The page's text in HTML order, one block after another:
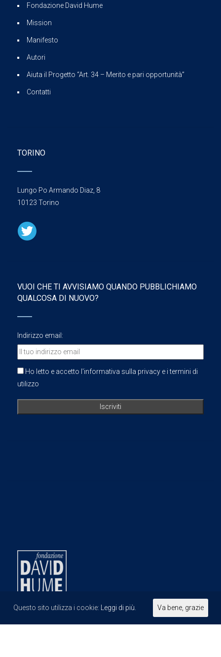
Fondazione David Hume
Mission
Manifesto
Autori
Aiuta il Progetto “Art. 34 – Merito e pari opportunità”
Contatti
TORINO
Lungo Po Armando Diaz, 8
10123 Torino
VUOI CHE TI AVVISIAMO QUANDO PUBBLICHIAMO
QUALCOSA DI NUOVO?
Indirizzo email:
Ho letto e accetto l'informativa sulla privacy e i termini di
utilizzo
Questo sito utilizza i cookie: Leggi di più. Va bene, grazie